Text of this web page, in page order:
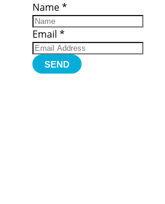
Name*
Email*
SEND